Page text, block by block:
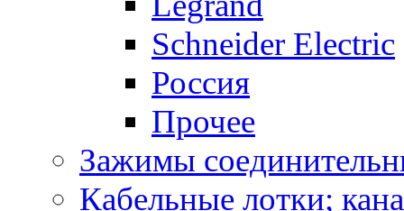
Schneider Electric
Россия
Прочее
Зажимы
Кабельные лотки;